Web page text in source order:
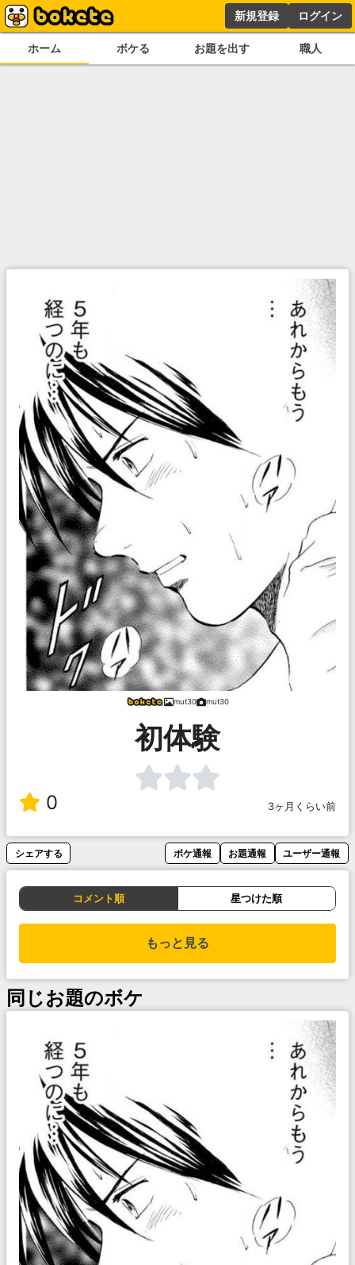
新規登録 ログイン
ホーム ボケる お題を出す 職人
mut30 mut30
初体験
0 3ヶ月くらい前
シェアする ボケ通報 お題通報 ユーザー通報
コメント順 星つけた順
もっと見る
同じお題のボケ